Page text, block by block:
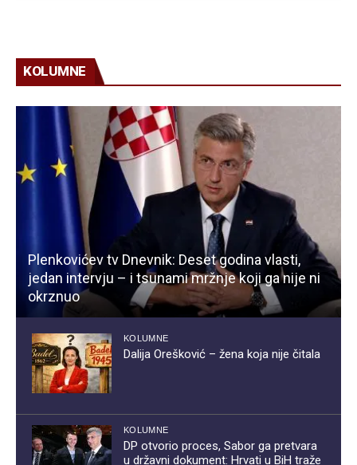
KOLUMNE
Plenkovićev tv Dnevnik: Deset godina vlasti,
jedan intervju – i tsunami mržnje koji ga nije ni
okrznuo
KOLUMNE
Dalija Orešković – žena koja nije čitala
KOLUMNE
DP otvorio proces, Sabor ga pretvara
u državni dokument: Hrvati u BiH traže